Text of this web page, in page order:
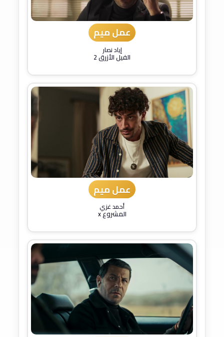
عمل ميم
إياد نصار
الفيل الأزرق 2
عمل ميم
أحمد غزي
المشروع x